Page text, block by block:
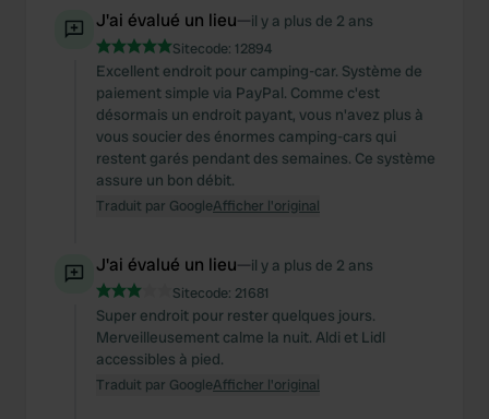
J'ai évalué un lieu—il y a plus de 2 ans
Sitecode: 12894
Excellent endroit pour camping-car. Système de
paiement simple via PayPal. Comme c'est
désormais un endroit payant, vous n'avez plus à
vous soucier des énormes camping-cars qui
restent garés pendant des semaines. Ce système
assure un bon débit.
Traduit par GoogleAfficher l'original
J'ai évalué un lieu—il y a plus de 2 ans
Sitecode: 21681
Super endroit pour rester quelques jours.
Merveilleusement calme la nuit. Aldi et Lidl
accessibles à pied.
Traduit par GoogleAfficher l'original